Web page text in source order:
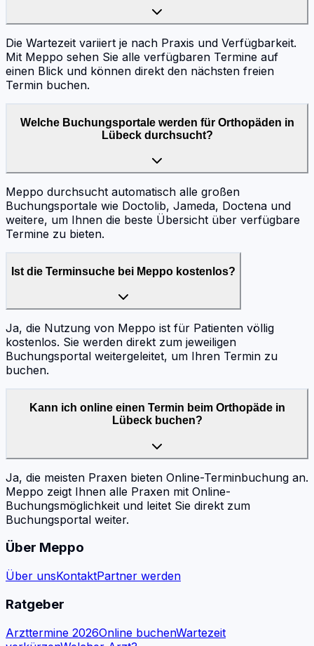
Die Wartezeit variiert je nach Praxis und Verfügbarkeit.
Mit Meppo sehen Sie alle verfügbaren Termine auf
einen Blick und können direkt den nächsten freien
Termin buchen.
Welche Buchungsportale werden für Orthopäden in
Lübeck durchsucht?
Meppo durchsucht automatisch alle großen
Buchungsportale wie Doctolib, Jameda, Doctena und
weitere, um Ihnen die beste Übersicht über verfügbare
Termine zu bieten.
Ist die Terminsuche bei Meppo kostenlos?
Ja, die Nutzung von Meppo ist für Patienten völlig
kostenlos. Sie werden direkt zum jeweiligen
Buchungsportal weitergeleitet, um Ihren Termin zu
buchen.
Kann ich online einen Termin beim Orthopäde in
Lübeck buchen?
Ja, die meisten Praxen bieten Online-Terminbuchung an.
Meppo zeigt Ihnen alle Praxen mit Online-
Buchungsmöglichkeit und leitet Sie direkt zum
Buchungsportal weiter.
Über Meppo
Über unsKontaktPartner werden
Ratgeber
Arzttermine 2026Online buchenWartezeit